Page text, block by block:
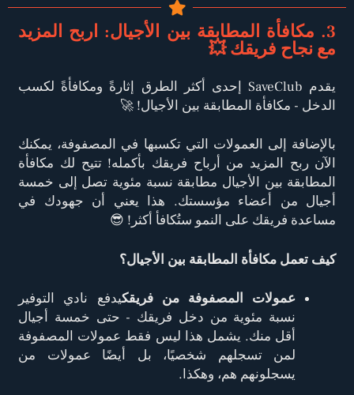
3. مكافأة المطابقة بين الأجيال: اربح المزيد
مع نجاح فريقك 💥
يقدم SaveClub إحدى أكثر الطرق إثارةً ومكافأةً لكسب
الدخل - مكافأة المطابقة بين الأجيال! 🚀
بالإضافة إلى العمولات التي تكسبها في المصفوفة، يمكنك
الآن ربح المزيد من أرباح فريقك بأكمله! تتيح لك مكافأة
المطابقة بين الأجيال مطابقة نسبة مئوية تصل إلى خمسة
أجيال من أعضاء مؤسستك. هذا يعني أن جهودك في
مساعدة فريقك على النمو ستُكافأ أكثر! 😎
كيف تعمل مكافأة المطابقة بين الأجيال؟
عمولات المصفوفة من فريقكيدفع نادي التوفير
نسبة مئوية من دخل فريقك - حتى خمسة أجيال
أقل منك. يشمل هذا ليس فقط عمولات المصفوفة
لمن تسجلهم شخصيًا، بل أيضًا عمولات من
يسجلونهم هم، وهكذا.